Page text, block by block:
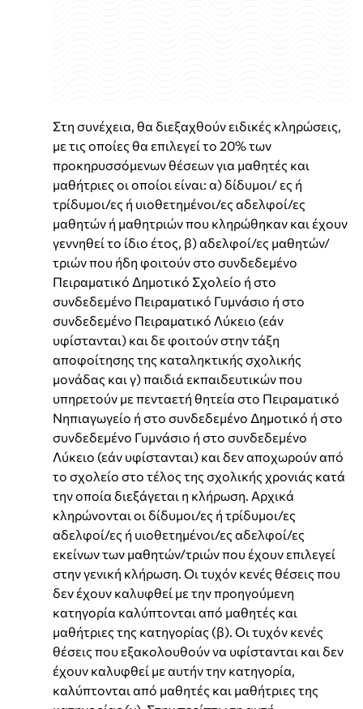
Στη συνέχεια, θα διεξαχθούν ειδικές κληρώσεις,
με τις οποίες θα επιλεγεί το 20% των
προκηρυσσόμενων θέσεων για μαθητές και
μαθήτριες οι οποίοι είναι: α) δίδυμοι/ ες ή
τρίδυμοι/ες ή υιοθετημένοι/ες αδελφοί/ες
μαθητών ή μαθητριών που κληρώθηκαν και έχουν
γεννηθεί το ίδιο έτος, β) αδελφοί/ες μαθητών/
τριών που ήδη φοιτούν στο συνδεδεμένο
Πειραματικό Δημοτικό Σχολείο ή στο
συνδεδεμένο Πειραματικό Γυμνάσιο ή στο
συνδεδεμένο Πειραματικό Λύκειο (εάν
υφίστανται) και δε φοιτούν στην τάξη
αποφοίτησης της καταληκτικής σχολικής
μονάδας και γ) παιδιά εκπαιδευτικών που
υπηρετούν με πενταετή θητεία στο Πειραματικό
Νηπιαγωγείο ή στο συνδεδεμένο Δημοτικό ή στο
συνδεδεμένο Γυμνάσιο ή στο συνδεδεμένο
Λύκειο (εάν υφίστανται) και δεν αποχωρούν από
το σχολείο στο τέλος της σχολικής χρονιάς κατά
την οποία διεξάγεται η κλήρωση. Αρχικά
κληρώνονται οι δίδυμοι/ες ή τρίδυμοι/ες
αδελφοί/ες ή υιοθετημένοι/ες αδελφοί/ες
εκείνων των μαθητών/τριών που έχουν επιλεγεί
στην γενική κλήρωση. Οι τυχόν κενές θέσεις που
δεν έχουν καλυφθεί με την προηγούμενη
κατηγορία καλύπτονται από μαθητές και
μαθήτριες της κατηγορίας (β). Οι τυχόν κενές
θέσεις που εξακολουθούν να υφίστανται και δεν
έχουν καλυφθεί με αυτήν την κατηγορία,
καλύπτονται από μαθητές και μαθήτριες της